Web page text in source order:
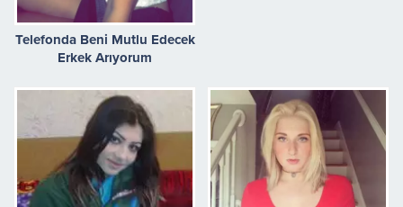
Telefonda Beni Mutlu Edecek
Erkek Arıyorum